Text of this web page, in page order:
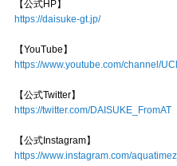
【公式HP】
https://daisuke-gt.jp/
【YouTube】
https://www.youtube.com/channel/
【公式Twitter】
https://twitter.com/DAISUKE_FromAT
【公式Instagram】
https://www.instagram.com/